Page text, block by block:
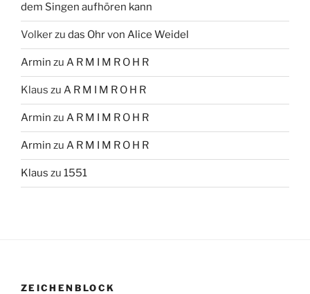
dem Singen aufhören kann
Volkerzu das Ohr von Alice Weidel
Armin zu A R M I M R O H R
Klaus zu A R M I M R O H R
Armin zu A R M I M R O H R
Armin zu A R M I M R O H R
Klaus zu 1551
ZEICHENBLOCK